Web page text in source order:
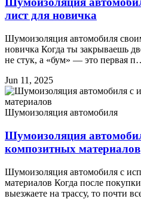
лист для новичка
Шумоизоляция автомобиля
новичка Когда ты закрываешь
не стук, а «бум» — это первая
Jun 11, 2025
Шумоизоляция автомобиля
Шумоизоляция
композитных материалов
Шумоизоляция автомобиля с
материалов Когда после
выезжаете на трассу, то почти